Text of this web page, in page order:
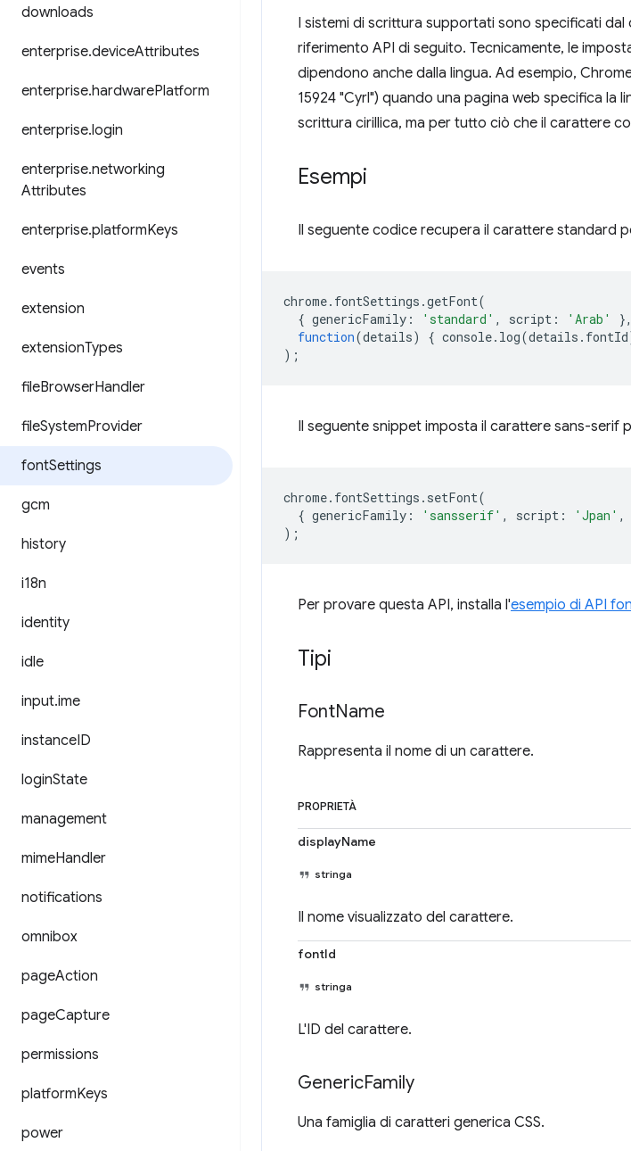
downloads
enterprise.deviceAttributes
enterprise.hardwarePlatform
enterprise.login
enterprise.networking
Attributes
enterprise.platformKeys
events
extension
extensionTypes
fileBrowserHandler
fileSystemProvider
fontSettings
gcm
history
i18n
identity
idle
input.ime
instanceID
loginState
management
mimeHandler
notifications
omnibox
pageAction
pageCapture
permissions
platformKeys
power
I sistemi di scrittura supportati sono specificati dal
riferimento API di seguito. Tecnicamente, le
dipendono anche dalla lingua. Ad esempio,
15924 "Cyrl") quando una pagina web specifica la
scrittura cirillica, ma per tutto ciò che il carattere
Esempi
Il seguente codice recupera il carattere standard
chrome. fontSettings .getFont(
{ genericFamily : 'standard' , script : 'Arab'
},
function(details) { console. log(details . fontId
);
Il seguente snippet imposta il carattere sans-serif
chrome. fontSettings . setFont(
{ genericFamily : 'sansserif' , script : 'Jpan' ,
);
Per provare questa API, installa l'esempio di API
Tipi
FontName
Rappresenta il nome di un carattere.
PROPRIETÀ
displayName
stringa
Il nome visualizzato del carattere.
fontId
stringa
L'ID del carattere.
GenericFamily
Una famiglia di caratteri generica CSS.